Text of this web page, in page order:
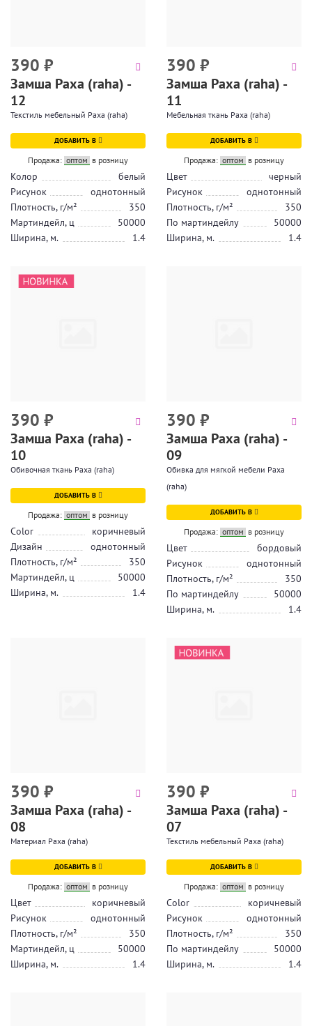
390 ₽
Замша Раха (raha) -
12
Текстиль мебельный Раха (raha)
ДОБАВИТЬ В
Продажа: оптом в розницу
Колор
белый
Рисунок
однотонный
Плотность, г/м²
350
Мартиндейл, ц
50000
Ширина, м.
1.4
390 ₽
Замша Раха (raha) -
11
Мебельная ткань Раха (raha)
ДОБАВИТЬ В
Продажа: оптом в розницу
Цвет
черный
Рисунок
однотонный
Плотность, г/м²
350
По мартиндейлу
50000
Ширина, м.
1.4
390 ₽
Замша Раха (raha) -
10
Обивочная ткань Раха (raha)
ДОБАВИТЬ В
Продажа: оптом в розницу
Color
коричневый
Дизайн
однотонный
Плотность, г/м²
350
Мартиндейл, ц
50000
Ширина, м.
1.4
390 ₽
Замша Раха (raha) -
09
Обивка для мягкой мебели Раха
(raha)
ДОБАВИТЬ В
Продажа: оптом в розницу
Цвет
бордовый
Рисунок
однотонный
Плотность, г/м²
350
По мартиндейлу
50000
Ширина, м.
1.4
390 ₽
Замша Раха (raha) -
08
Материал Раха (raha)
ДОБАВИТЬ В
Продажа: оптом в розницу
Цвет
коричневый
Рисунок
однотонный
Плотность, г/м²
350
Мартиндейл, ц
50000
Ширина, м.
1.4
390 ₽
Замша Раха (raha) -
07
Текстиль мебельный Раха (raha)
ДОБАВИТЬ В
Продажа: оптом в розницу
Color
коричневый
Рисунок
однотонный
Плотность, г/м²
350
По мартиндейлу
50000
Ширина, м.
1.4